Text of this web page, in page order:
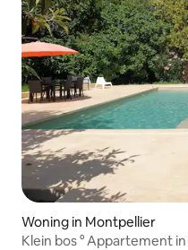
Woning in Montpellier
Klein bos ° Appartement